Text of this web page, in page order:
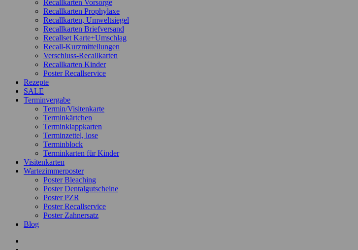
Recallkarten Vorsorge
Recallkarten Prophylaxe
Recallkarten, Umweltsiegel
Recallkarten Briefversand
Recallset Karte+Umschlag
Recall-Kurzmitteilungen
Verschluss-Recallkarten
Recallkarten Kinder
Poster Recallservice
Rezepte
SALE
Terminvergabe
Termin/Visitenkarte
Terminkärtchen
Terminklappkarten
Terminzettel, lose
Terminblock
Terminkarten für Kinder
Visitenkarten
Wartezimmerposter
Poster Bleaching
Poster Dentalgutscheine
Poster PZR
Poster Recallservice
Poster Zahnersatz
Blog